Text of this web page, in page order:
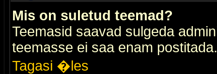
Mis on suletud teemad?
Teemasid saavad sulgeda
teemasse ei saa enam postitada.
Tagasi �les